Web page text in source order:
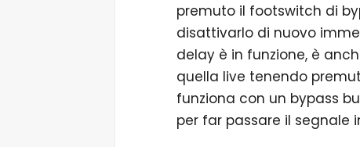
premuto il footswitch di
disattivarlo di nuovo
delay è in funzione, è
quella live tenendo
funziona con un bypass
per far passare il segnale